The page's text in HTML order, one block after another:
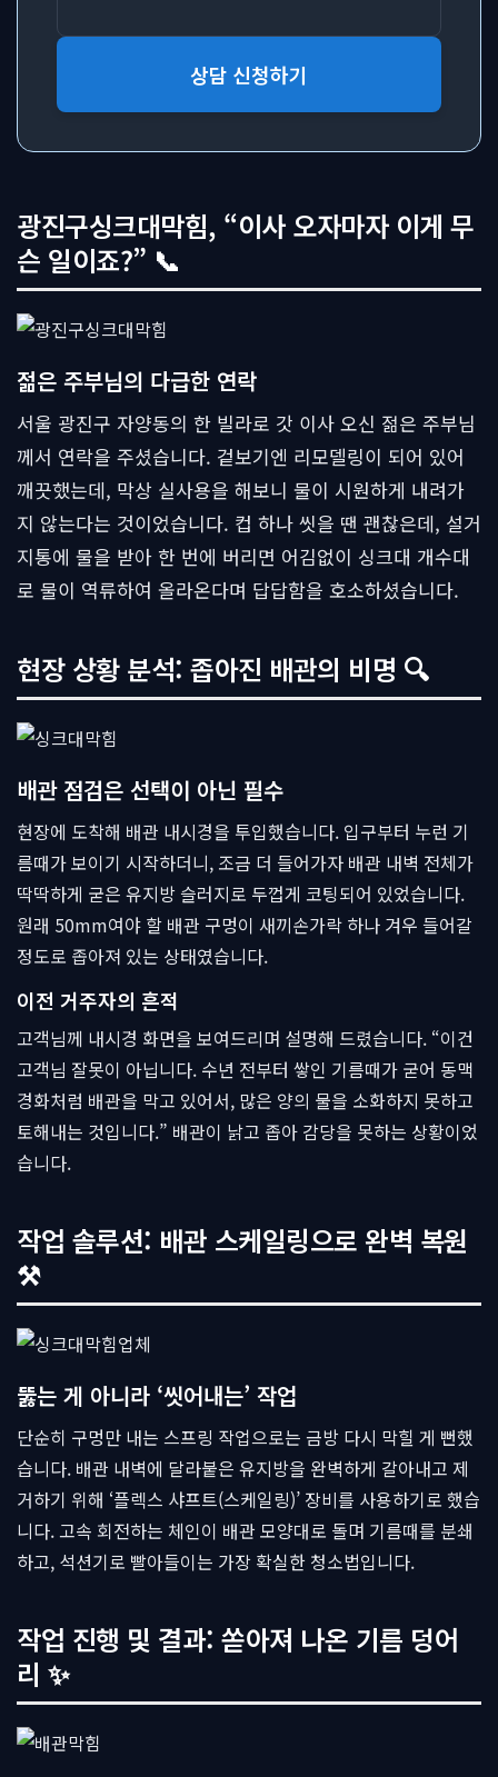
상담 신청하기
광진구싱크대막힘, “이사 오자마자 이게 무
슨 일이죠?” 📞
젊은 주부님의 다급한 연락
서울 광진구 자양동의 한 빌라로 갓 이사 오신 젊은 주부님
께서 연락을 주셨습니다. 겉보기엔 리모델링이 되어 있어
깨끗했는데, 막상 실사용을 해보니 물이 시원하게 내려가
지 않는다는 것이었습니다. 컵 하나 씻을 땐 괜찮은데, 설거
지통에 물을 받아 한 번에 버리면 어김없이 싱크대 개수대
로 물이 역류하여 올라온다며 답답함을 호소하셨습니다.
현장 상황 분석: 좁아진 배관의 비명 🔍
배관 점검은 선택이 아닌 필수
현장에 도착해 배관 내시경을 투입했습니다. 입구부터 누런 기
름때가 보이기 시작하더니, 조금 더 들어가자 배관 내벽 전체가
딱딱하게 굳은 유지방 슬러지로 두껍게 코팅되어 있었습니다.
원래 50mm여야 할 배관 구멍이 새끼손가락 하나 겨우 들어갈
정도로 좁아져 있는 상태였습니다.
이전 거주자의 흔적
고객님께 내시경 화면을 보여드리며 설명해 드렸습니다. “이건
고객님 잘못이 아닙니다. 수년 전부터 쌓인 기름때가 굳어 동맥
경화처럼 배관을 막고 있어서, 많은 양의 물을 소화하지 못하고
토해내는 것입니다.” 배관이 낡고 좁아 감당을 못하는 상황이었
습니다.
작업 솔루션: 배관 스케일링으로 완벽 복원
⚒
뚫는 게 아니라 ‘씻어내는’ 작업
단순히 구멍만 내는 스프링 작업으로는 금방 다시 막힐 게 뻔했
습니다. 배관 내벽에 달라붙은 유지방을 완벽하게 갈아내고 제
거하기 위해 ‘플렉스 샤프트(스케일링)’ 장비를 사용하기로 했습
니다. 고속 회전하는 체인이 배관 모양대로 돌며 기름때를 분쇄
하고, 석션기로 빨아들이는 가장 확실한 청소법입니다.
작업 진행 및 결과: 쏟아져 나온 기름 덩어
리 ✨